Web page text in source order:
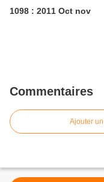
1098 : 2011 Oct nov
Commentaires
Ajouter